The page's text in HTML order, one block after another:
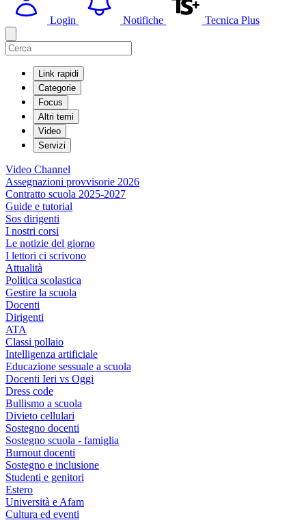
Login Notifiche Tecnica Plus
Link rapidi
Categorie
Focus
Altri temi
Video
Servizi
Video Channel
Assegnazioni provvisorie 2026
Contratto scuola 2025-2027
Guide e tutorial
Sos dirigenti
I nostri corsi
Le notizie del giorno
I lettori ci scrivono
Attualità
Politica scolastica
Gestire la scuola
Docenti
Dirigenti
ATA
Classi pollaio
Intelligenza artificiale
Educazione sessuale a scuola
Docenti Ieri vs Oggi
Dress code
Bullismo a scuola
Divieto cellulari
Sostegno docenti
Sostegno scuola - famiglia
Burnout docenti
Sostegno e inclusione
Studenti e genitori
Estero
Università e Afam
Cultura ed eventi